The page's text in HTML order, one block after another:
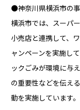
●神奈川県横浜市の
横浜市では、スーパ
小売店と連携して、
ャンペーンを実施し
ックごみが環境に与
の重要性などを伝え
動を実施しています。